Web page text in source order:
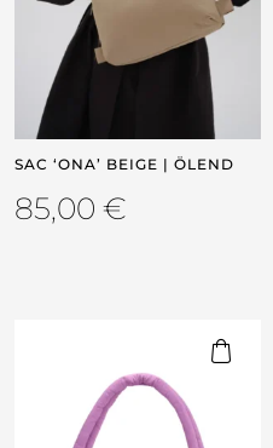
SAC ‘ONA’ BEIGE | ÖLEND
85,00 €